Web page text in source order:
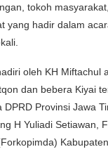
tokoh
yang hadir dalam
oleh KH Miftachul
dan bebera Kiyai
Provinsi Jawa
H Yuliadi Setiawan,